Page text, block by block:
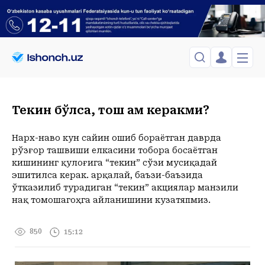
Сиёсат
Спорт
Жамият
Иқтисод
ХОРИЖ
Иқтисод
Сиёсат
ЎЗГАЧА РАКУРС
МЕҲНАТ ҲУҚУҚИ
ҲОДИСА
Telefon raqamingizni kiritng
Tasdiqlash kodini SMS orqali yuboramiz
Менинг саҳифам
Менинг жавоним
СақланганларToshkent Shahar
Shanba, 08-August
+36 C
Текин бўлса, тош ҳам керакми?
Нарх-наво кун сайин ошиб бораётган даврда
рўзғор ташвиши елкасини тобора босаётган
кишининг қулоғига “текин” сўзи мусиқадай
эшитилса керак. Ҳарқалай, баъзи-баъзида
ўтказилиб турадиган “текин” акциялар манзили
нақ томошагоҳга айланишини кузатяпмиз.
850 15:12